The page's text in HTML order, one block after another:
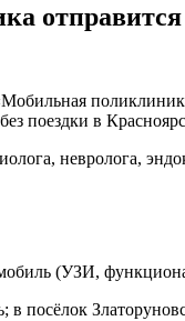
отправится
поездки в
невролога,
(УЗИ,
в посёлок